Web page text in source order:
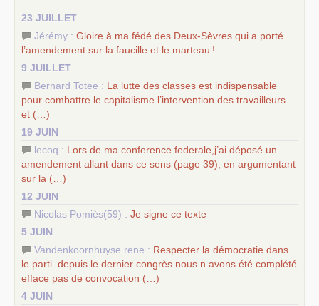
d’Europe
–lescinq chantiers pour contribuer au débat sur le projet
communiste
23 JUILLET
Jérémy : Gloire à ma fédé des Deux-Sèvres qui a porté
l’amendement sur la faucille et le marteau !
9 JUILLET
Bernard Totee : La lutte des classes est indispensable
pour combattre le capitalisme l’intervention des travailleurs
et (…)
19 JUIN
lecoq : Lors de ma conference federale,j’ai déposé un
amendement allant dans ce sens (page 39), en argumentant
sur la (…)
12 JUIN
Nicolas Pomiès(59) : Je signe ce texte
5 JUIN
Vandenkoornhuyse.rene : Respecter la démocratie dans
le parti .depuis le dernier congrès nous n avons été complété
efface pas de convocation (…)
4 JUIN